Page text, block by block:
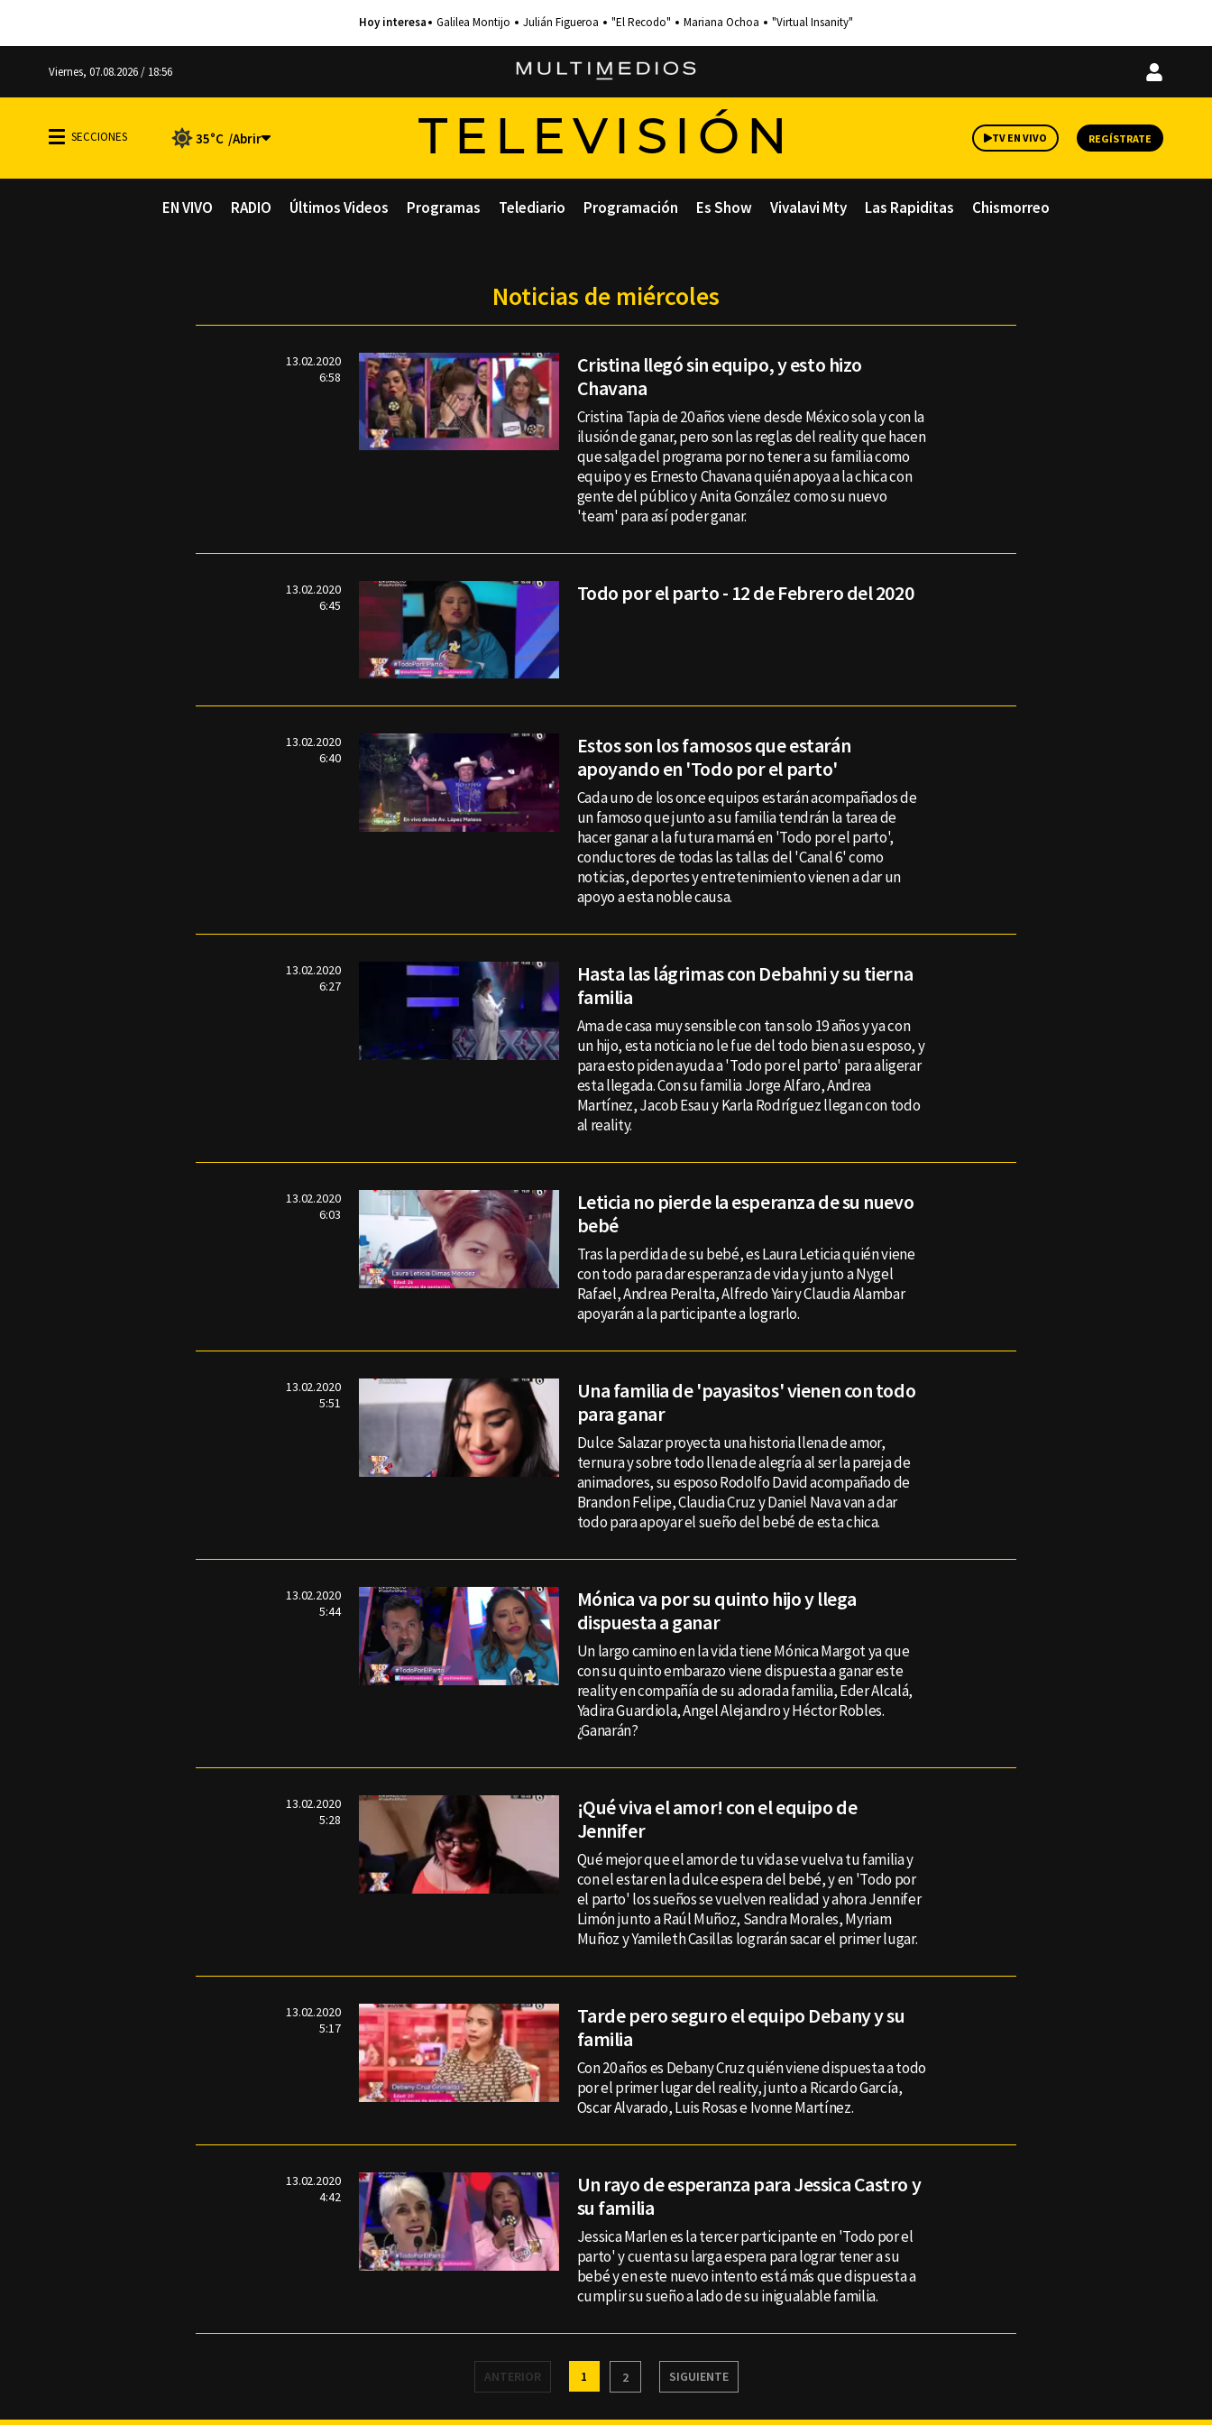
Galilea Montijo Julián Figueroa "El Recodo" Mariana Ochoa "Virtual Insanity"
Viernes, 07.08.2026 / 18:56
Iniciar
35°C TELEVISIÓN TV EN VIVO REGÍSTRATE
EN VIVO RADIO Últimos Videos Programas Telediario Programación Es Show Vivalavi Mty Las Rapiditas Chismorreo
Noticias de miércoles
13.02.2020
6:58
Cristina llegó sin equipo, y esto hizo
Chavana
Cristina Tapia de 20 años viene desde México sola y con la
ilusión de ganar, pero son las reglas del reality que hacen
que salga del programa por no tener a su familia como
equipo y es Ernesto Chavana quién apoya a la chica con
gente del público y Anita González como su nuevo
'team' para así poder ganar.
13.02.2020
6:45
Todo por el parto - 12 de Febrero del 2020
13.02.2020
6:40
Estos son los famosos que estarán
apoyando en 'Todo por el parto'
Cada uno de los once equipos estarán acompañados de
un famoso que junto a su familia tendrán la tarea de
hacer ganar a la futura mamá en 'Todo por el parto',
conductores de todas las tallas del 'Canal 6' como
noticias, deportes y entretenimiento vienen a dar un
apoyo a esta noble causa.
13.02.2020
6:27
Hasta las lágrimas con Debahni y su tierna
familia
Ama de casa muy sensible con tan solo 19 años y ya con
un hijo, esta noticia no le fue del todo bien a su esposo, y
para esto piden ayuda a 'Todo por el parto' para aligerar
esta llegada. Con su familia Jorge Alfaro, Andrea
Martínez, Jacob Esau y Karla Rodríguez llegan con todo
al reality.
13.02.2020
6:03
Leticia no pierde la esperanza de su nuevo
bebé
Tras la perdida de su bebé, es Laura Leticia quién viene
con todo para dar esperanza de vida y junto a Nygel
Rafael, Andrea Peralta, Alfredo Yair y Claudia Alambar
apoyarán a la participante a lograrlo.
13.02.2020
5:51
Una familia de 'payasitos' vienen con todo
para ganar
Dulce Salazar proyecta una historia llena de amor,
ternura y sobre todo llena de alegría al ser la pareja de
animadores, su esposo Rodolfo David acompañado de
Brandon Felipe, Claudia Cruz y Daniel Nava van a dar
todo para apoyar el sueño del bebé de esta chica.
13.02.2020
5:44
Mónica va por su quinto hijo y llega
dispuesta a ganar
Un largo camino en la vida tiene Mónica Margot ya que
con su quinto embarazo viene dispuesta a ganar este
reality en compañía de su adorada familia, Eder Alcalá,
Yadira Guardiola, Angel Alejandro y Héctor Robles.
¿Ganarán?
13.02.2020
5:28
¡Qué viva el amor! con el equipo de
Jennifer
Qué mejor que el amor de tu vida se vuelva tu familia y
con el estar en la dulce espera del bebé, y en 'Todo por
el parto' los sueños se vuelven realidad y ahora Jennifer
Limón junto a Raúl Muñoz, Sandra Morales, Myriam
Muñoz y Yamileth Casillas lograrán sacar el primer lugar.
13.02.2020
5:17
Tarde pero seguro el equipo Debany y su
familia
Con 20 años es Debany Cruz quién viene dispuesta a todo
por el primer lugar del reality, junto a Ricardo García,
Oscar Alvarado, Luis Rosas e Ivonne Martínez.
13.02.2020
4:42
Un rayo de esperanza para Jessica Castro y
su familia
Jessica Marlen es la tercer participante en 'Todo por el
parto' y cuenta su larga espera para lograr tener a su
bebé y en este nuevo intento está más que dispuesta a
cumplir su sueño a lado de su inigualable familia.
ANTERIOR 1 2 SIGUIENTE